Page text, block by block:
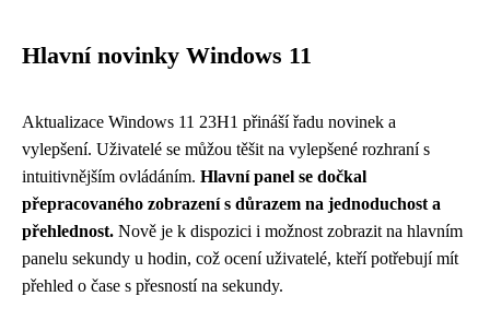
Hlavní novinky Windows 11
Aktualizace Windows 11 23H1 přináší řadu novinek a
vylepšení. Uživatelé se můžou těšit na vylepšené rozhraní s
intuitivnějším ovládáním. Hlavní panel se dočkal
přepracovaného zobrazení s důrazem na jednoduchost a
přehlednost. Nově je k dispozici i možnost zobrazit na hlavním
panelu sekundy u hodin, což ocení uživatelé, kteří potřebují mít
přehled o čase s přesností na sekundy.